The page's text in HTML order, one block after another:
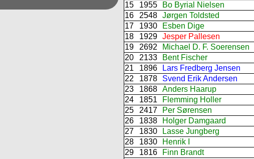
15
1955 Bo Byrial Nielsen
16
2548 Jørgen Toldsted
17
1930 Esben Dige
18
1929 Jesper Pallesen
19
2692 Michael D. F. Soerensen
20
2133 Bent Fischer
21
1896 Lars Fredberg Jensen
22
1878 Svend Erik Andersen
23
1868 Anders Haarup
24
1851 Flemming Holler
25
2417 Per Sørensen
26
1838 Holger Damgaard
27
1830 Lasse Jungberg
28
1830 Henrik I
29
1816 Finn Brandt